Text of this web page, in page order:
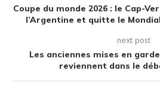
Coupe du monde 2026 : le Cap-
l’Argentine et quitte le
next post
Les anciennes mises en
reviennent dans le